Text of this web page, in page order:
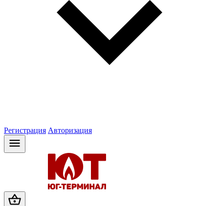
Регистрация Авторизация